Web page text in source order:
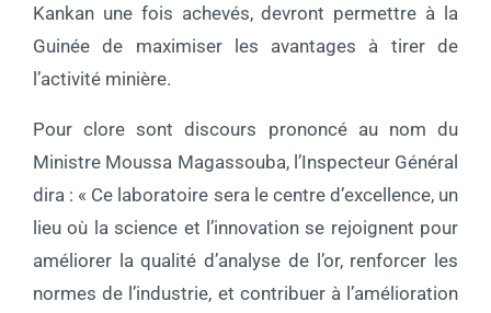
Kankan une fois achevés, devront permettre à la
Guinée de maximiser les avantages à tirer de
l’activité minière.
Pour clore sont discours prononcé au nom du
Ministre Moussa Magassouba, l’Inspecteur Général
dira : « Ce laboratoire sera le centre d’excellence, un
lieu où la science et l’innovation se rejoignent pour
améliorer la qualité d’analyse de l’or, renforcer les
normes de l’industrie, et contribuer à l’amélioration